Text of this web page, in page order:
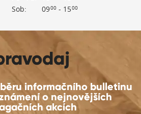
Sob:
0900 - 1500
informačního bulletinu
o nejnovějších
akcích